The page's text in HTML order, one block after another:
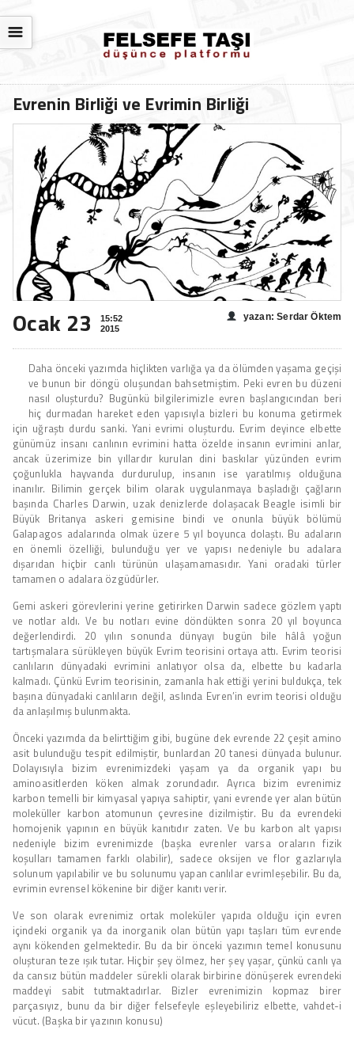
☰
Evrenin Birliği ve Evrimin Birliği
Ocak 23
15:52
2015
yazan: Serdar Öktem
Daha önceki yazımda hiçlikten varlığa ya da ölümden yaşama geçişi
ve bunun bir döngü oluşundan bahsetmiştim. Peki evren bu düzeni
nasıl oluşturdu? Bugünkü bilgilerimizle evren başlangıcından beri
hiç durmadan hareket eden yapısıyla bizleri bu konuma getirmek
için uğraştı durdu sanki. Yani evrimi oluşturdu. Evrim deyince elbette
günümüz insanı canlının evrimini hatta özelde insanın evrimini anlar,
ancak üzerimize bin yıllardır kurulan dini baskılar yüzünden evrim
çoğunlukla hayvanda durdurulup, insanın ise yaratılmış olduğuna
inanılır. Bilimin gerçek bilim olarak uygulanmaya başladığı çağların
başında Charles Darwin, uzak denizlerde dolaşacak Beagle isimli bir
Büyük Britanya askeri gemisine bindi ve onunla büyük bölümü
Galapagos adalarında olmak üzere 5 yıl boyunca dolaştı. Bu adaların
en önemli özelliği, bulunduğu yer ve yapısı nedeniyle bu adalara
dışarıdan hiçbir canlı türünün ulaşamamasıdır. Yani oradaki türler
tamamen o adalara özgüdürler.
Gemi askeri görevlerini yerine getirirken Darwin sadece gözlem yaptı
ve notlar aldı. Ve bu notları evine döndükten sonra 20 yıl boyunca
değerlendirdi. 20 yılın sonunda dünyayı bugün bile hâlâ yoğun
tartışmalara sürükleyen büyük Evrim teorisini ortaya attı. Evrim teorisi
canlıların dünyadaki evrimini anlatıyor olsa da, elbette bu kadarla
kalmadı. Çünkü Evrim teorisinin, zamanla hak ettiği yerini buldukça, tek
başına dünyadaki canlıların değil, aslında Evren’in evrim teorisi olduğu
da anlaşılmış bulunmakta.
Önceki yazımda da belirttiğim gibi, bugüne dek evrende 22 çeşit amino
asit bulunduğu tespit edilmiştir, bunlardan 20 tanesi dünyada bulunur.
Dolayısıyla bizim evrenimizdeki yaşam ya da organik yapı bu
aminoasitlerden köken almak zorundadır. Ayrıca bizim evrenimiz
karbon temelli bir kimyasal yapıya sahiptir, yani evrende yer alan bütün
moleküller karbon atomunun çevresine dizilmiştir. Bu da evrendeki
homojenik yapının en büyük kanıtıdır zaten. Ve bu karbon alt yapısı
nedeniyle bizim evrenimizde (başka evrenler varsa oraların fizik
koşulları tamamen farklı olabilir), sadece oksijen ve flor gazlarıyla
solunum yapılabilir ve bu solunumu yapan canlılar evrimleşebilir. Bu da,
evrimin evrensel kökenine bir diğer kanıtı verir.
Ve son olarak evrenimiz ortak moleküler yapıda olduğu için evren
içindeki organik ya da inorganik olan bütün yapı taşları tüm evrende
aynı kökenden gelmektedir. Bu da bir önceki yazımın temel konusunu
oluşturan teze ışık tutar. Hiçbir şey ölmez, her şey yaşar, çünkü canlı ya
da cansız bütün maddeler sürekli olarak birbirine dönüşerek evrendeki
maddeyi sabit tutmaktadırlar. Bizler evrenimizin kopmaz birer
parçasıyız, bunu da bir diğer felsefeyle eşleyebiliriz elbette, vahdet-i
vücut. (Başka bir yazının konusu)